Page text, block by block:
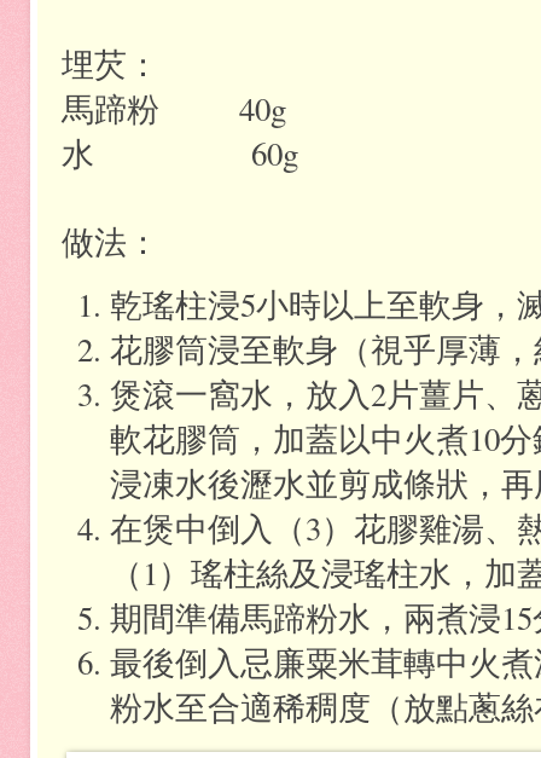
埋芡：
馬蹄粉
40g
水
60g
做法：
乾瑤柱浸5小時以上至軟身，
花膠筒浸至軟身（視乎厚薄
煲滾一窩水，放入2片薑片、
軟花膠筒，加蓋以中火煮10分
浸凍水後瀝水並剪成條狀，
在煲中倒入（3）花膠雞湯、
（1）瑤柱絲及浸瑤柱水，加
期間準備馬蹄粉水，兩煮浸15
最後倒入忌廉粟米茸轉中火
粉水至合適稀稠度（放點蔥